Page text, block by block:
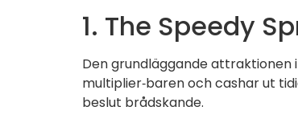
1. The Speedy
Den grundläggande attraktionen
multiplier‑baren och cashar ut
beslut brådskande.